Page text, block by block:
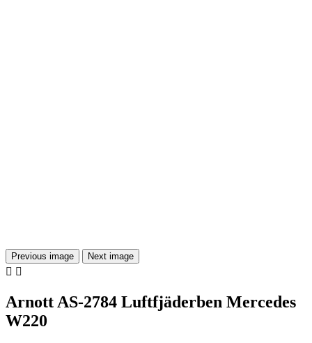
Previous image Next image
 
Arnott AS-2784 Luftfjäderben Mercedes
W220